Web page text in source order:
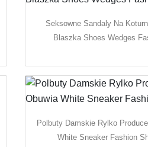
Seksowne Sandaly Na
Blaszka Shoes Wedges
Polbuty Damskie Rylko
White Sneaker Fashion